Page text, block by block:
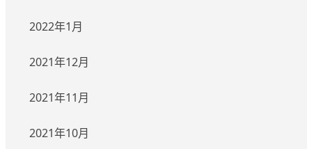
2022年1月
2021年12月
2021年11月
2021年10月